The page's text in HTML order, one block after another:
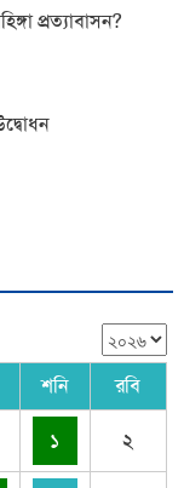
প্রত্যাবাসন?
শনি রবি
১ ২